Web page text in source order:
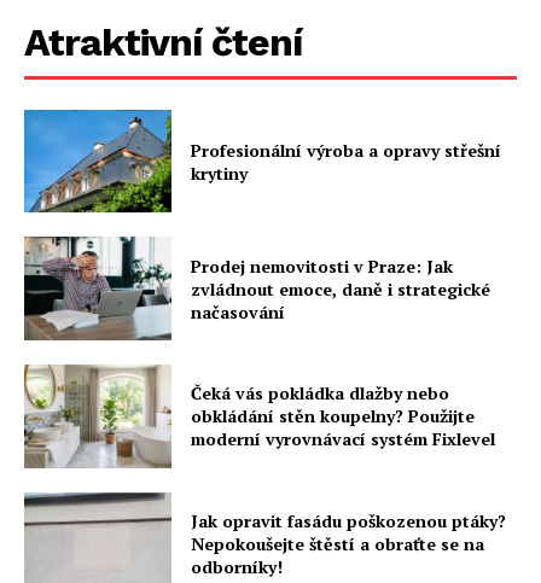
Atraktivní čtení
Profesionální výroba a opravy střešní
krytiny
Prodej nemovitosti v Praze: Jak
zvládnout emoce, daně i strategické
načasování
Čeká vás pokládka dlažby nebo
obkládání stěn koupelny? Použijte
moderní vyrovnávací systém Fixlevel
Jak opravit fasádu poškozenou ptáky?
Nepokoušejte štěstí a obraťte se na
odborníky!